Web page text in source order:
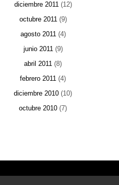
diciembre 2011(12)
octubre 2011(9)
agosto 2011(4)
junio 2011(9)
abril 2011 (8)
febrero 2011 (4)
diciembre 2010 (10)
octubre 2010 (7)